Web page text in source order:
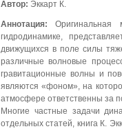
Автор: Эккарт К.
Аннотация: Оригинальная
гидродинамике,
движущихся в поле силы
различные волновые
гравитационные волны и
являются «фоном», на
атмосфере ответственны за
Многие частные задачи
отдельных статей, книга К.